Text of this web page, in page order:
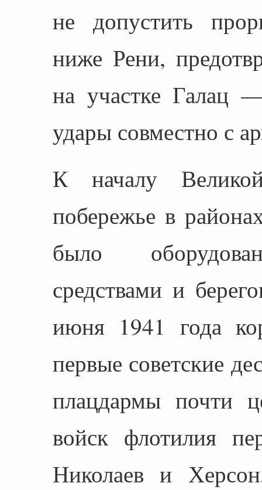
не допустить
ниже Рени,
на участке Галац
удары совместно с
К началу
побережье в
было
средствами и
июня 1941 года
первые советские
плацдармы почти
войск флотилия
Николаев и